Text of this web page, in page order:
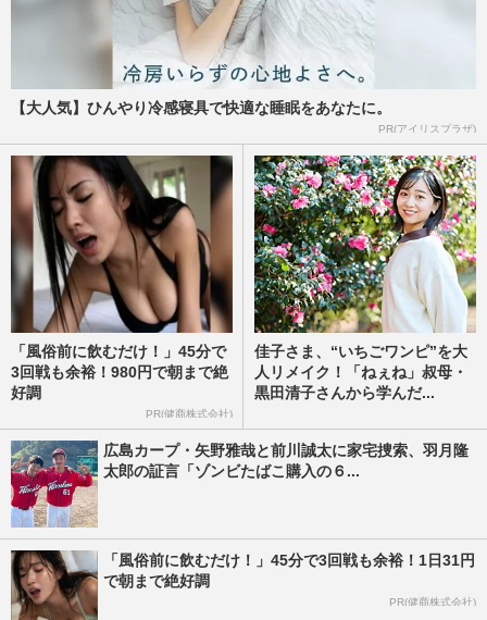
【大人気】ひんやり冷感寝具で快適な睡眠をあなたに。
PR(アイリスプラザ)
「風俗前に飲むだけ！」45分で
3回戦も余裕！980円で朝まで絶
好調
PR(健商株式会社)
佳子さま、“いちごワンピ”を大
人リメイク！「ねぇね」叔母・
黒田清子さんから学んだ...
広島カープ・矢野雅哉と前川誠太に家宅捜索、羽月隆
太郎の証言「ゾンビたばこ購入の６...
「風俗前に飲むだけ！」45分で3回戦も余裕！1日31円
で朝まで絶好調
PR(健商株式会社)